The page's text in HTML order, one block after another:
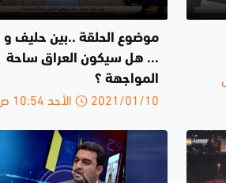
موضوع الحلقة ..بين حليف و
... هل سيكون العراق ساحة
المواجهة ؟
2021/01/10 الأحد 10:54 ص